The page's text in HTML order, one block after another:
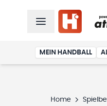
MEIN HANDBALL
Home